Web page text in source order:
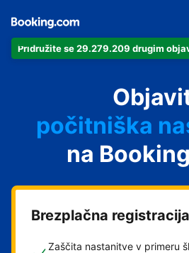
Pridružite se 29.279.209 drugim
svoj
svoj
počitniška
svoje
svoj
na
Brezplačna registracija
Zaščita nastanitve v primeru